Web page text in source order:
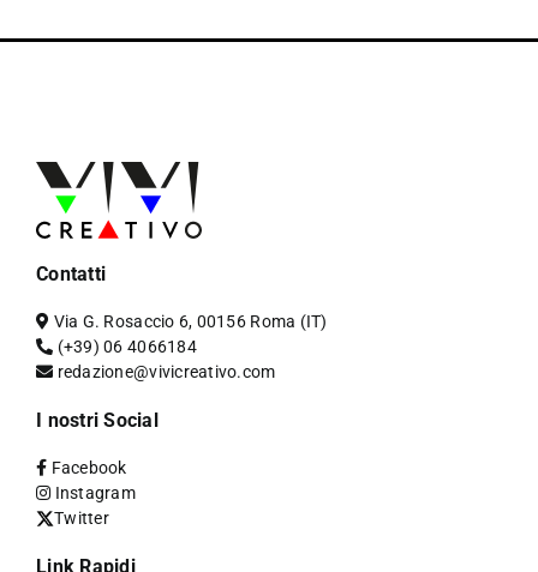
Contatti
Via G. Rosaccio 6, 00156 Roma (IT)
(+39) 06 4066184
redazione@vivicreativo.com
I nostri Social
Facebook
Instagram
Twitter
Link Rapidi